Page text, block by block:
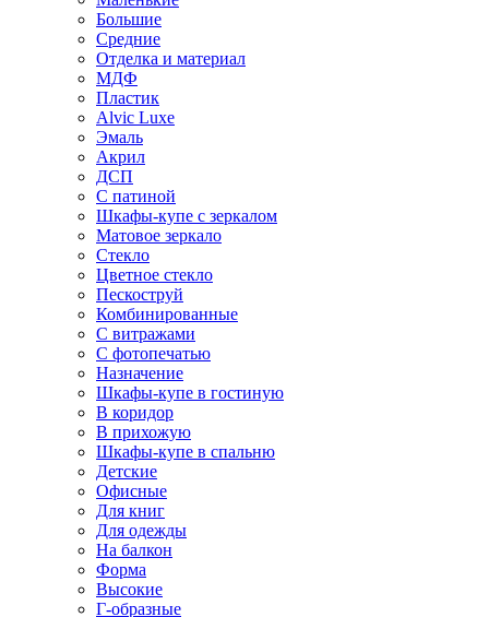
Большие
Средние
Отделка и материал
МДФ
Пластик
Alvic Luxe
Эмаль
Акрил
ДСП
С патиной
Шкафы-купе с зеркалом
Матовое зеркало
Стекло
Цветное стекло
Пескоструй
Комбинированные
С витражами
С фотопечатью
Назначение
Шкафы-купе в гостиную
В коридор
В прихожую
Шкафы-купе в спальню
Детские
Офисные
Для книг
Для одежды
На балкон
Форма
Высокие
Г-образные